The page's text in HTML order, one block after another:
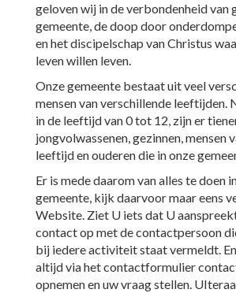
geloven wij in de verbondenheid van
gemeente, de doop door
en het discipelschap van Christus
leven willen leven.
Onze gemeente bestaat uit veel
mensen van verschillende leeftijden.
in de leeftijd van 0 tot 12, zijn er
jongvolwassenen, gezinnen, mensen
leeftijd en ouderen die in onze
Er is mede daarom van alles te doen
gemeente, kijk daarvoor maar eens
Website. Ziet U iets dat U
contact op met de contactpersoon
bij iedere activiteit staat vermeldt.
altijd via het contactformulier
opnemen en uw vraag stellen.